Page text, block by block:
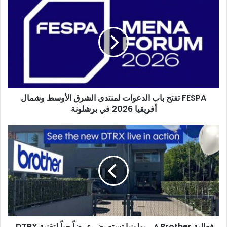
أفريقيا
2026
FESPA تفتح باب الدعوات لمنتدى الشرق الأوسط وشمال
أفريقيا 2026 في برشلونة
فعالية
Brother
في
بولونيا
تستعرض
عرضاً
حياً
لتقنية
DTRX.